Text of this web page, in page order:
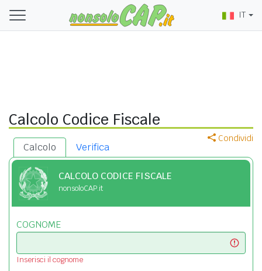
IT
Calcolo Codice Fiscale
Condividi
Calcolo Verifica
CALCOLO CODICE FISCALE
nonsoloCAP.it
COGNOME
Inserisci il cognome